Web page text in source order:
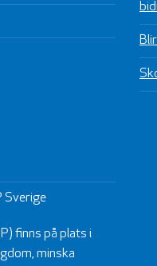
Sverige
finns på plats i
minska